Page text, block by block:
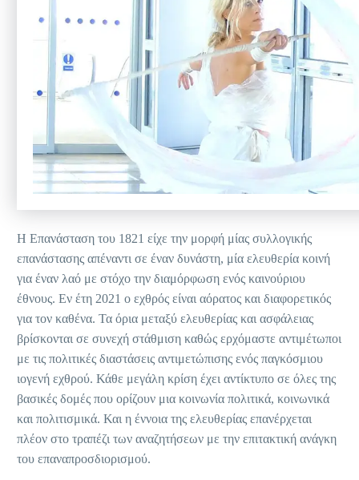
Η Επανάσταση του 1821 είχε την μορφή μίας συλλογικής
επανάστασης απέναντι σε έναν δυνάστη, μία ελευθερία κοινή
για έναν λαό με στόχο την διαμόρφωση ενός καινούριου
έθνους. Εν έτη 2021 ο εχθρός είναι αόρατος και διαφορετικός
για τον καθένα. Τα όρια μεταξύ ελευθερίας και ασφάλειας
βρίσκονται σε συνεχή στάθμιση καθώς ερχόμαστε αντιμέτωποι
με τις πολιτικές διαστάσεις αντιμετώπισης ενός παγκόσμιου
ιογενή εχθρού. Κάθε μεγάλη κρίση έχει αντίκτυπο σε όλες της
βασικές δομές που ορίζουν μια κοινωνία πολιτικά, κοινωνικά
και πολιτισμικά. Και η έννοια της ελευθερίας επανέρχεται
πλέον στο τραπέζι των αναζητήσεων με την επιτακτική ανάγκη
του επαναπροσδιορισμού.